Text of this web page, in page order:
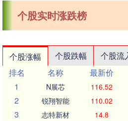
个股实时涨跌榜
个股涨幅 个股跌幅 个股流
排名
名称 最新价
1
N展芯 116.52
2 锐翔智能 110.02
3 志特新材 14.8